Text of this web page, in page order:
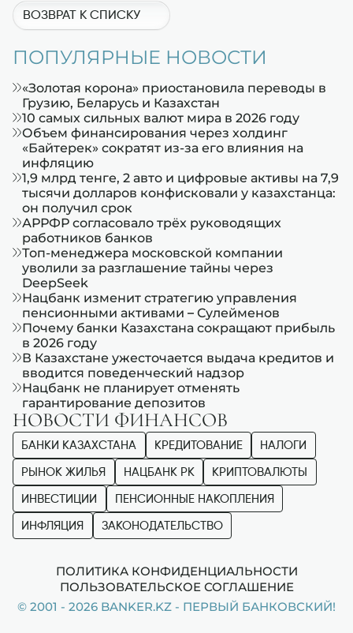
ВОЗВРАТ К СПИСКУ
ПОПУЛЯРНЫЕ НОВОСТИ
«Золотая корона» приостановила переводы в
Грузию, Беларусь и Казахстан
10 самых сильных валют мира в 2026 году
Объем финансирования через холдинг
«Байтерек» сократят из-за его влияния на
инфляцию
1,9 млрд тенге, 2 авто и цифровые активы на 7,9
тысячи долларов конфисковали у казахстанца:
он получил срок
АРРФР согласовало трёх руководящих
работников банков
Топ-менеджера московской компании
уволили за разглашение тайны через
DeepSeek
Нацбанк изменит стратегию управления
пенсионными активами – Сулейменов
Почему банки Казахстана сокращают прибыль
в 2026 году
В Казахстане ужесточается выдача кредитов и
вводится поведенческий надзор
Нацбанк не планирует отменять
гарантирование депозитов
НОВОСТИ ФИНАНСОВ
БАНКИ КАЗАХСТАНА КРЕДИТОВАНИЕ НАЛОГИ
РЫНОК ЖИЛЬЯ НАЦБАНК РК КРИПТОВАЛЮТЫ
ИНВЕСТИЦИИ ПЕНСИОННЫЕ НАКОПЛЕНИЯ
ИНФЛЯЦИЯ ЗАКОНОДАТЕЛЬСТВО
ПОЛИТИКА КОНФИДЕНЦИАЛЬНОСТИ
ПОЛЬЗОВАТЕЛЬСКОЕ СОГЛАШЕНИЕ
© 2001 - 2026 BANKER.KZ - ПЕРВЫЙ БАНКОВСКИЙ!